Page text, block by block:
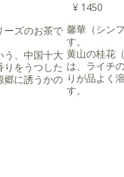
ーズのお茶で
う、中国十大
をうつした
郷に誘うかの
¥ 1450
馨華（シン
す。
黄山の桂花
は、ライチ
りが品よく
す。